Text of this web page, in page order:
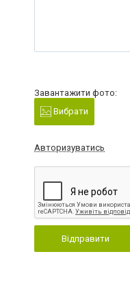
Завантажити фото:
Вибрати
Авторизуватись
Відправити